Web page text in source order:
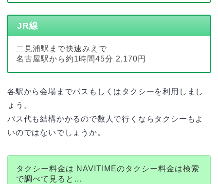
JR線
二見浦駅まで快速みえで
名古屋駅から約1時間45分 2,170円
各駅から会場までバスもしくはタクシーを利用しまし
ょう。
バス代も結構かかるので数人で行くならタクシーもよ
いのではないでしょうか。
タクシー料金は NAVITIMEのタクシー料金は検索
で調べて見ると…